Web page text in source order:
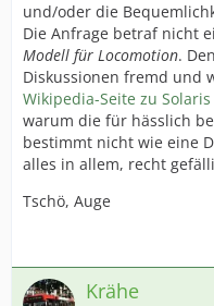
und/oder die
Die Anfrage betraf nicht
Modell für Locomotion.
Diskussionen fremd und
Wikipedia-Seite zu Solaris
warum die für hässlich
bestimmt nicht wie eine
alles in allem, recht
Tschö, Auge
Krähe